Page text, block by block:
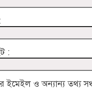
:
ইমেইল ও অন্যান্য তথ্য